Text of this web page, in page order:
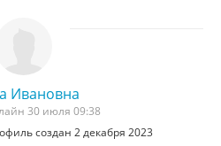
Ивановна
30 июля 09:38
создан 2 декабря 2023